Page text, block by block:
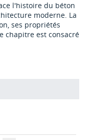
l'histoire du béton
moderne. La
ses propriétés
chapitre est consacré